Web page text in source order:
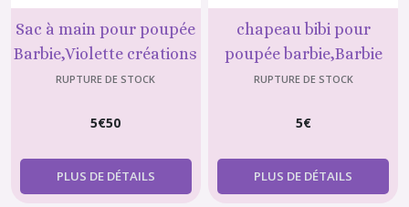
Sac à main pour poupée
Barbie,Violette créations
N°40
RUPTURE DE STOCK
5€50
PLUS DE DÉTAILS
chapeau bibi pour
poupée barbie,Barbie
fashionistas, barbie
RUPTURE DE STOCK
5€
PLUS DE DÉTAILS